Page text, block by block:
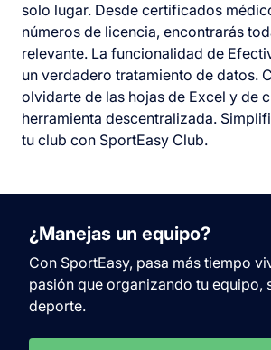
solo lugar. Desde certificados
números de licencia, encontrarás
relevante. La funcionalidad de
un verdadero tratamiento de datos.
olvidarte de las hojas de Excel y de
herramienta descentralizada.
tu club con SportEasy Club.
¿Manejas un equipo?
Con SportEasy, pasa más tiempo
pasión que organizando tu equipo,
deporte.